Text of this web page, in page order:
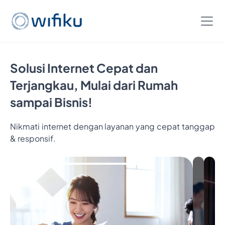
Solusi Internet Cepat dan
Terjangkau, Mulai dari Rumah
sampai Bisnis!
Nikmati internet dengan layanan yang cepat tanggap
& responsif.
Bayar
Bulan,
Nikmatin
Bulan
Internetan
Cukup
Bayar